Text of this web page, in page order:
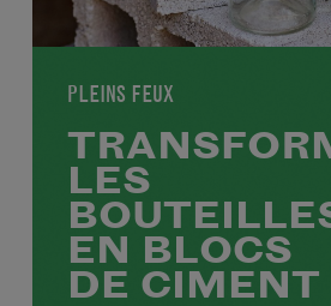
PLEINS FEUX
LES
EN BLOCS
DE CIMENT